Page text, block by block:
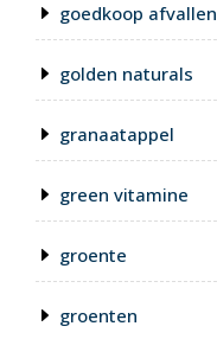
goedkoop afvallen
golden naturals
granaatappel
green vitamine
groente
groenten